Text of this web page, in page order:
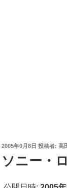
投
日:
2005年9月8日 投稿者: 高
ソニー・